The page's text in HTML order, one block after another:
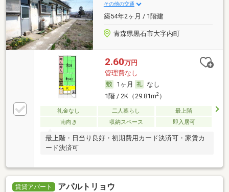
その他の交通
築54年2ヶ月 / 1階建
青森県黒石市大字内町
2.60万円
管理費なし
1ヶ月
なし
1階 / 2K（29.81m2）
礼金なし 二人暮らし
最上階
南向き
収納スペース 即入居可
最上階・日当り良好・初期費用カード決済可・家賃カ
ード決済可
賃貸アパート アパルトリョウ